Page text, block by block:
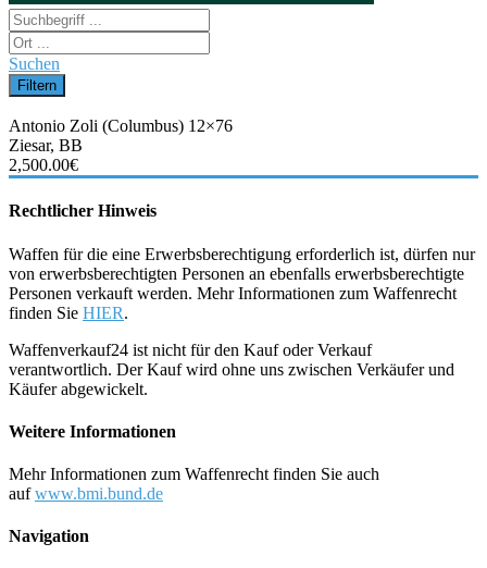
Suchen
Antonio Zoli (Columbus) 12×76
Ziesar, BB
2,500.00€
Rechtlicher Hinweis
Waffen für die eine Erwerbsberechtigung erforderlich ist, dürfen nur
von erwerbsberechtigten Personen an ebenfalls erwerbsberechtigte
Personen verkauft werden. Mehr Informationen zum Waffenrecht
finden Sie HIER.
Waffenverkauf24 ist nicht für den Kauf oder Verkauf
verantwortlich. Der Kauf wird ohne uns zwischen Verkäufer und
Käufer abgewickelt.
Weitere Informationen
Mehr Informationen zum Waffenrecht finden Sie auch
aufwww.bmi.bund.de
Navigation